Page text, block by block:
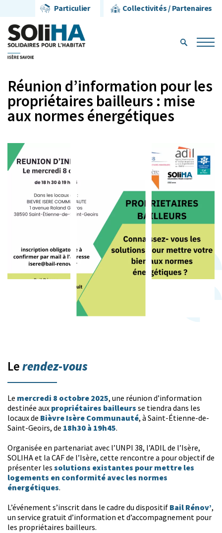
Particulier Collectivités / Partenaires
Réunion d’information pour les
propriétaires bailleurs : mise
aux normes énergétiques
Lerendez-vous
Le mercredi 8 octobre 2025, une réunion d’information
destinée aux propriétaires bailleurs se tiendra dans les
locaux de Bièvre Isère Communauté, à Saint-Étienne-de-
Saint-Geoirs, de 18h30 à 19h45.
Organisée en partenariat avec l’UNPI 38, l’ADIL de l’Isère,
SOLIHA et la CAF de l’Isère, cette rencontre a pour objectif de
présenter les solutions existantes pour mettre les
logements en conformité avec les normes
énergétiques.
L’événement s’inscrit dans le cadre du dispositif Bail Rénov’,
un service gratuit d’information et d’accompagnement pour
les propriétaires bailleurs.